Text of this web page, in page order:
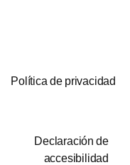
Política de privacidad
Declaración de
accesibilidad